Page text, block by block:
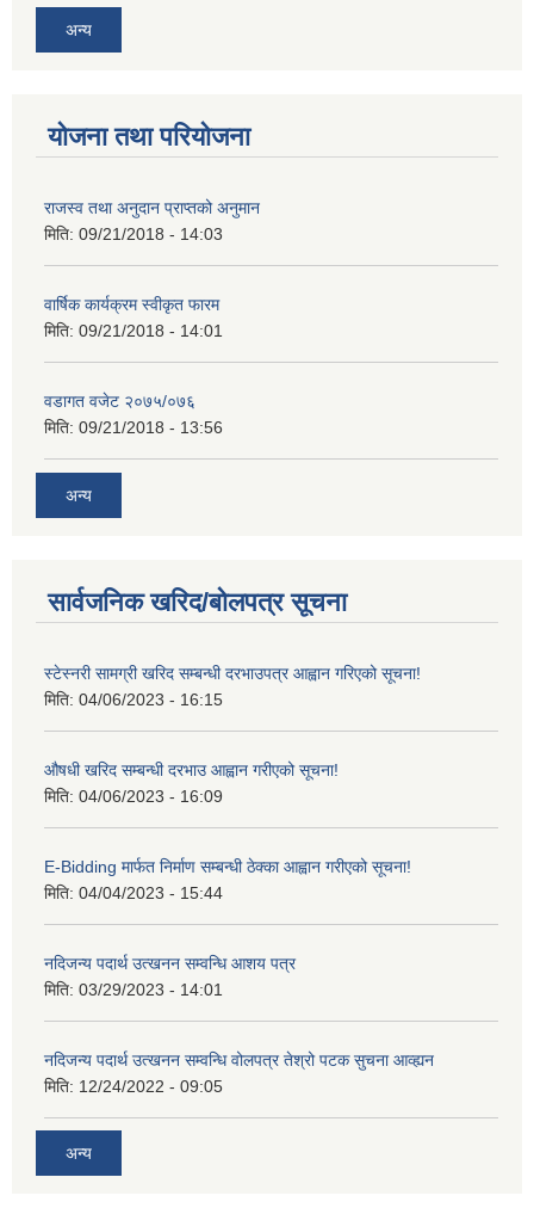
अन्य
योजना तथा परियोजना
राजस्व तथा अनुदान प्राप्तको अनुमान
मिति: 09/21/2018 - 14:03
वार्षिक कार्यक्रम स्वीकृत फारम
मिति: 09/21/2018 - 14:01
वडागत वजेट २०७५/०७६
मिति: 09/21/2018 - 13:56
अन्य
सार्वजनिक खरिद/बोलपत्र सूचना
स्टेस्नरी सामग्री खरिद सम्बन्धी दरभाउपत्र आह्वान गरिएको सूचना!
मिति: 04/06/2023 - 16:15
औषधी खरिद सम्बन्धी दरभाउ आह्वान गरीएको सूचना!
मिति: 04/06/2023 - 16:09
E-Bidding मार्फत निर्माण सम्बन्धी ठेक्का आह्वान गरीएको सूचना!
मिति: 04/04/2023 - 15:44
नदिजन्य पदार्थ उत्खनन सम्वन्धि आशय पत्र
मिति: 03/29/2023 - 14:01
नदिजन्य पदार्थ उत्खनन सम्वन्धि वोलपत्र तेश्रो पटक सुचना आव्ह्यन
मिति: 12/24/2022 - 09:05
अन्य